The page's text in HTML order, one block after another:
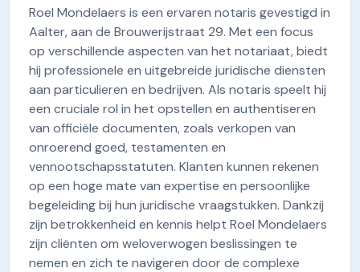
Roel Mondelaers is een ervaren notaris gevestigd in
Aalter, aan de Brouwerijstraat 29. Met een focus
op verschillende aspecten van het notariaat, biedt
hij professionele en uitgebreide juridische diensten
aan particulieren en bedrijven. Als notaris speelt hij
een cruciale rol in het opstellen en authentiseren
van officiële documenten, zoals verkopen van
onroerend goed, testamenten en
vennootschapsstatuten. Klanten kunnen rekenen
op een hoge mate van expertise en persoonlijke
begeleiding bij hun juridische vraagstukken. Dankzij
zijn betrokkenheid en kennis helpt Roel Mondelaers
zijn cliënten om weloverwogen beslissingen te
nemen en zich te navigeren door de complexe